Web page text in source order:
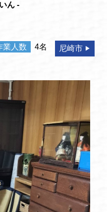
ん -
業人数 4名 尼崎市